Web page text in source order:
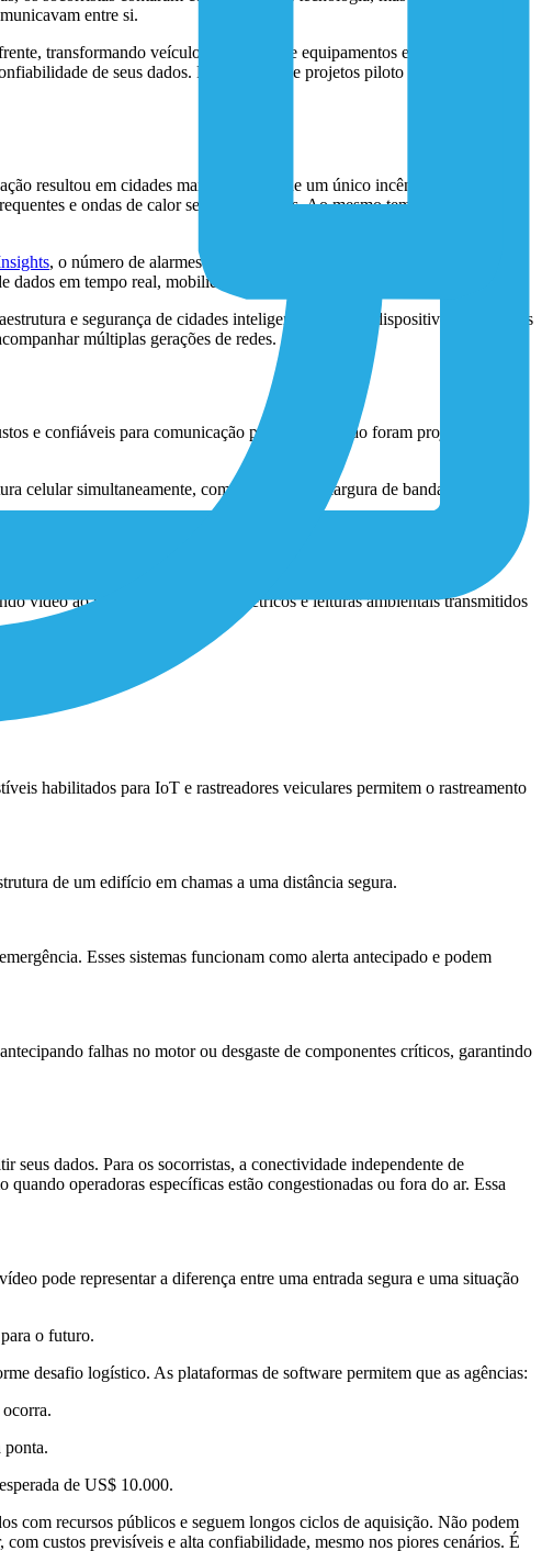
entre si.
transformando veículos, uniformes e equipamentos em fontes
de seus dados. Para evoluir de projetos piloto para aplicações
resultou em cidades mais densas, onde um único incêndio em um
e ondas de calor sem precedentes. Ao mesmo tempo,
, o número de alarmes e monitores públicos conectados deve crescer
dados em tempo real, mobilidade e resiliência.
e segurança de cidades inteligentes, exigem dispositivos com ciclos
múltiplas gerações de redes.
e confiáveis para comunicação por voz, mas não foram projetados para
celular simultaneamente, comprometendo a largura de banda.
vídeo ao vivo, indicadores biométricos e leituras ambientais transmitidos
habilitados para IoT e rastreadores veiculares permitem o rastreamento
de um edifício em chamas a uma distância segura.
Esses sistemas funcionam como alerta antecipado e podem
falhas no motor ou desgaste de componentes críticos, garantindo
seus dados. Para os socorristas, a conectividade independente de
operadoras específicas estão congestionadas ou fora do ar. Essa
pode representar a diferença entre uma entrada segura e uma situação
o futuro.
desafio logístico. As plataformas de software permitem que as agências:
ponta.
de US$ 10.000.
com recursos públicos e seguem longos ciclos de aquisição. Não podem
custos previsíveis e alta confiabilidade, mesmo nos piores cenários. É